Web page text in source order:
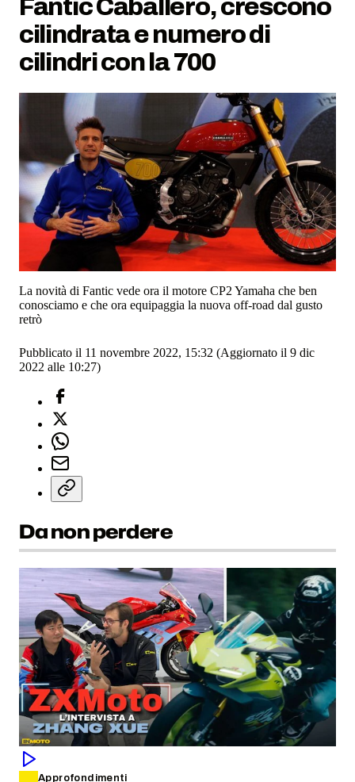
Fantic Caballero, crescono
cilindrata e numero di
cilindri con la 700
La novità di Fantic vede ora il motore CP2 Yamaha che ben
conosciamo e che ora equipaggia la nuova off-road dal gusto
retrò
Pubblicato il 11 novembre 2022, 15:32 (Aggiornato il 9 dic
2022 alle 10:27)
Da non perdere
Approfondimenti